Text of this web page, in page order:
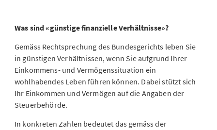
Was sind «günstige finanzielle Verhältnisse»?
Gemäss Rechtsprechung des Bundesgerichts leben Sie
in günstigen Verhältnissen, wenn Sie aufgrund Ihrer
Einkommens- und Vermögenssituation ein
wohlhabendes Leben führen können. Dabei stützt sich
Ihr Einkommen und Vermögen auf die Angaben der
Steuerbehörde.
In konkreten Zahlen bedeutet das gemäss der